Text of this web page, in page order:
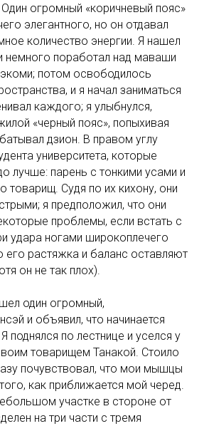
огромный «коричневый пояс»
элегантного, но он отдавал
количество энергии. Я нашел
немного поработал над маваши
потом освободилось
и я начал заниматься
каждого; я улыбнулся,
«черный пояс», попыхивая
дзион. В правом углу
университета, которые
лучше: парень с тонкими усами и
товарищ. Судя по их кихону, они
я предположил, что они
проблемы, если встать с
удара ногами широкоплечего
его растяжка и баланс оставляют
он не так плох).
один огромный,
и объявил, что начинается
поднялся по лестнице и уселся у
товарищем Танакой. Стоило
почувствовал, что мои мышцы
как приближается мой черед.
участке в стороне от
на три части с тремя